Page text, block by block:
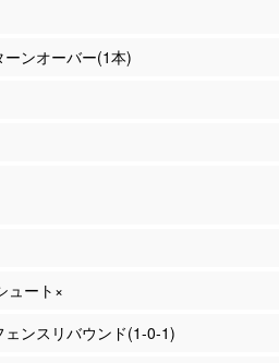
ンオーバー(1本)
ュート×
ェンスリバウンド(1-0-1)